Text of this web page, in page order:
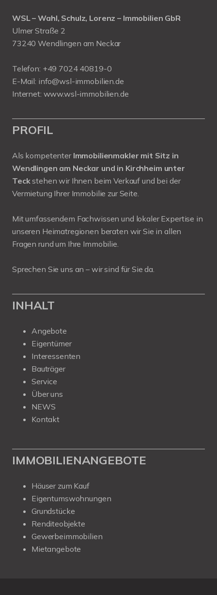
WSL – Wahl, Schulz, Lorenz – Immobilien GbR
Ulmer Straße 2
73240 Wendlingen am Neckar
Telefon: +49 7024 40819-0
E-Mail: info@wsl-immobilien.de
Internet: www.wsl-immobilien.de
PROFIL
Als kompetenter Immobilienmakler mit Sitz in
Wendlingen am Neckar und in Kirchheim unter
Teckstehen wir Ihnen beim Verkauf und bei der
Vermietung Ihrer Immobilie zur Seite.
Mit umfassendem Fachwissen und lokaler Expertise in
unseren Heimatregionen beraten wir Sie in allen
Fragen rund um Ihre Immobilie.
Sprechen Sie uns an – wir sind für Sie da.
INHALT
Angebote
Eigentümer
Interessenten
Bauträger
Service
Über uns
NEWS
Kontakt
IMMOBILIENANGEBOTE
Häuser zum Kauf
Eigentumswohnungen
Grundstücke
Renditeobjekte
Gewerbeimmobilien
Mietangebote